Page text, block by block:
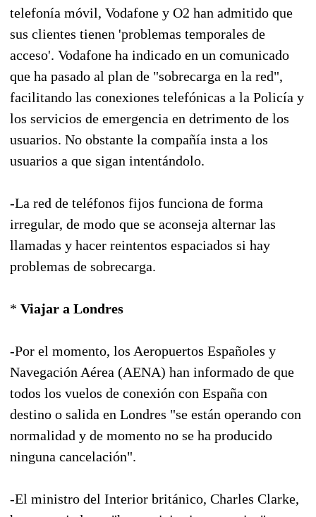
telefonía móvil, Vodafone y O2 han admitido que
sus clientes tienen 'problemas temporales de
acceso'. Vodafone ha indicado en un comunicado
que ha pasado al plan de "sobrecarga en la red",
facilitando las conexiones telefónicas a la Policía y
los servicios de emergencia en detrimento de los
usuarios. No obstante la compañía insta a los
usuarios a que sigan intentándolo.
-La red de teléfonos fijos funciona de forma
irregular, de modo que se aconseja alternar las
llamadas y hacer reintentos espaciados si hay
problemas de sobrecarga.
* Viajar a Londres
-Por el momento, los Aeropuertos Españoles y
Navegación Aérea (AENA) han informado de que
todos los vuelos de conexión con España con
destino o salida en Londres "se están operando con
normalidad y de momento no se ha producido
ninguna cancelación".
-El ministro del Interior británico, Charles Clarke,